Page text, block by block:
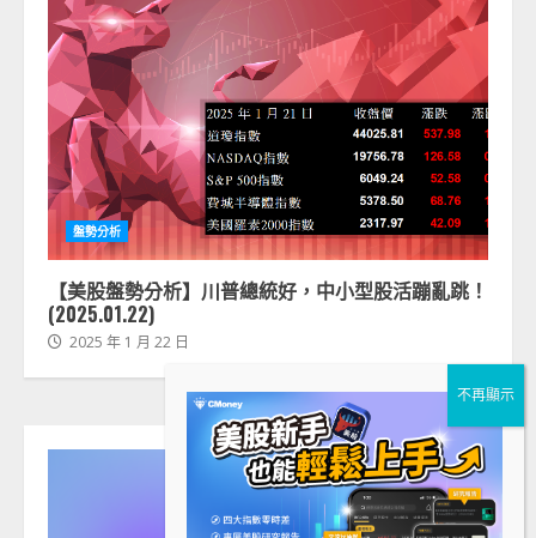
盤勢分析
【美股盤勢分析】川普總統好，中小型股活蹦亂跳！
(2025.01.22)
2025 年 1 月 22 日